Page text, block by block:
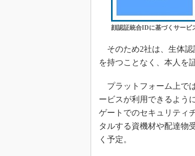
顔認証統合IDに基づくサービ
そのため2社は、生体認
を持つことなく、本人を
プラットフォーム上で
ービスが利用できるよう
ゲートでのセキュリティ
タルする資機材や配達物
く予定。